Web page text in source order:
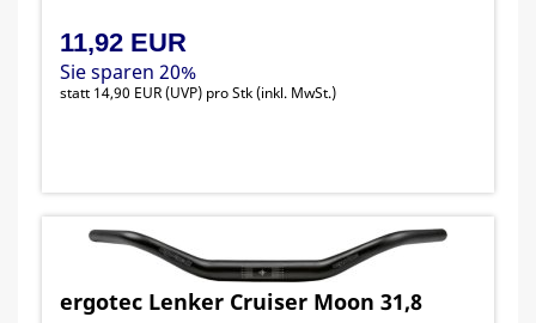
11,92 EUR
Sie sparen 20%
statt 14,90 EUR(UVP) pro Stk (inkl. MwSt.)
ergotec Lenker Cruiser Moon 31,8